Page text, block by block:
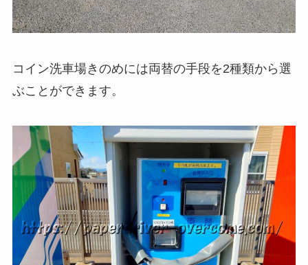
コイン洗車場きのめには両替の手段を2種類から選
ぶことができます。